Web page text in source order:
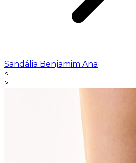
Sandália Benjamim Ana
<
>